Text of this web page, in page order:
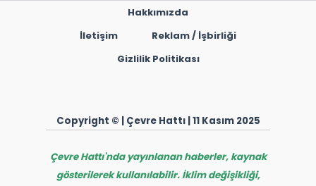
Hakkımızda
İletişim
Reklam / İşbirliği
Gizlilik Politikası
Copyright © | Çevre Hattı | 11 Kasım 2025
Çevre Hattı'nda yayınlanan haberler, kaynak
gösterilerek kullanılabilir. İklim değişikliği,